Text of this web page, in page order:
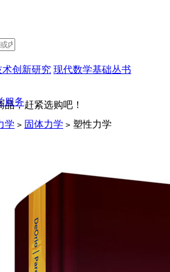
创新研究 现代数学基础丛书
，赶紧选购吧！
服务
学 > 固体力学 > 塑性力学